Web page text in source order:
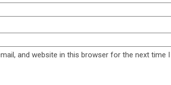
and website in this browser for the next time